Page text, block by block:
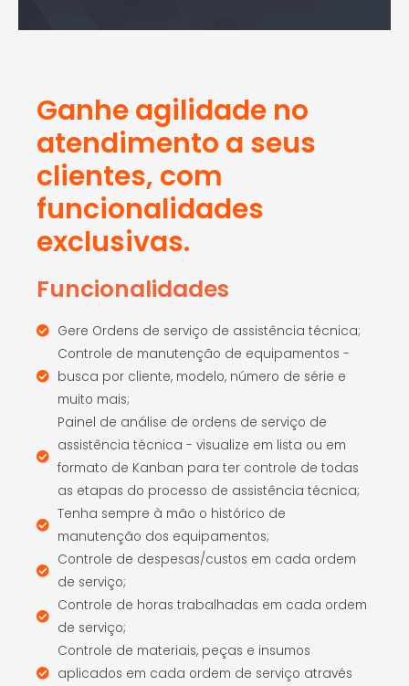
Ganhe agilidade no
atendimento a seus
clientes, com
funcionalidades
exclusivas.
Funcionalidades
Gere Ordens de serviço de assistência técnica;
Controle de manutenção de equipamentos -
busca por cliente, modelo, número de série e
muito mais;
Painel de análise de ordens de serviço de
assistência técnica - visualize em lista ou em
formato de Kanban para ter controle de todas
as etapas do processo de assistência técnica;
Tenha sempre à mão o histórico de
manutenção dos equipamentos;
Controle de despesas/custos em cada ordem
de serviço;
Controle de horas trabalhadas em cada ordem
de serviço;
Controle de materiais, peças e insumos
aplicados em cada ordem de serviço através